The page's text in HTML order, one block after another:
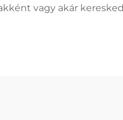
vagy akár